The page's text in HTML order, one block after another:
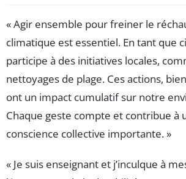
« Agir ensemble pour freiner le
climatique est essentiel. En tant que
participe à des initiatives locales,
nettoyages de plage. Ces actions,
ont un impact cumulatif sur notre
Chaque geste compte et contribue à
conscience collective importante. »
« Je suis enseignant et j’inculque à